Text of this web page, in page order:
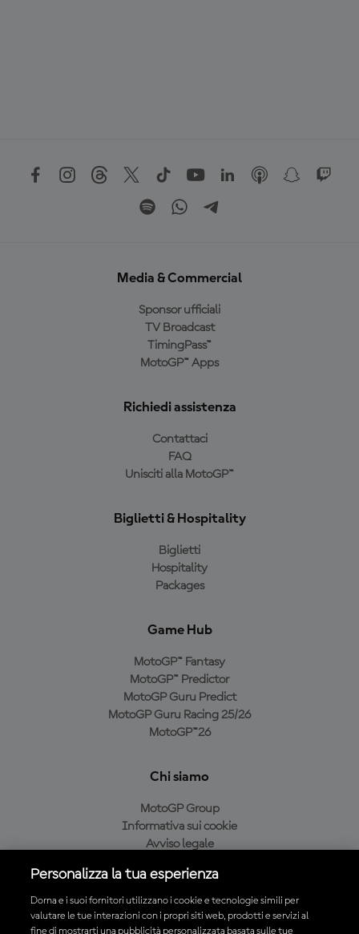
Media & Commercial
Sponsor ufficiali
TV Broadcast
TimingPass™
MotoGP™ Apps
Richiedi assistenza
Contattaci
FAQ
Unisciti alla MotoGP™
Biglietti & Hospitality
Biglietti
Hospitality
Packages
Game Hub
MotoGP™ Fantasy
MotoGP™ Predictor
MotoGP Guru Predict
MotoGP Guru Racing 25/26
MotoGP™26
Chi siamo
MotoGP Group
Informativa sui cookie
Avviso legale
Condizioni di acquisto
Personalizza la tua esperienza
Dorna e i suoi fornitori utilizzano i cookie e tecnologie simili per
valutare le tue interazioni con i propri siti web, prodotti e servizi al
fine di mostrarti una pubblicità personalizzata basata sulle tue